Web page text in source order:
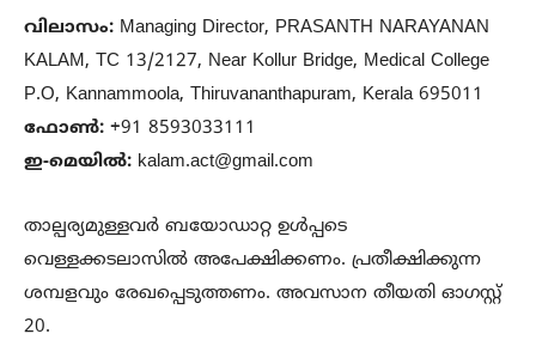
വിലാസം: Managing Director, PRASANTH NARAYANAN
KALAM, TC 13/2127, Near Kollur Bridge, Medical College
P.O, Kannammoola, Thiruvananthapuram, Kerala 695011
ഫോണ്‍: +91 8593033111
ഇ-മെയില്‍: kalam.act@gmail.com
താല്പര്യമുള്ളവര്‍ ബയോഡാറ്റ ഉള്‍പ്പടെ
വെള്ളക്കടലാസില്‍ അപേക്ഷിക്കണം. പ്രതീക്ഷിക്കുന്ന
ശമ്പളവും രേഖപ്പെടുത്തണം. അവസാന തീയതി ഓഗസ്റ്റ്
20.